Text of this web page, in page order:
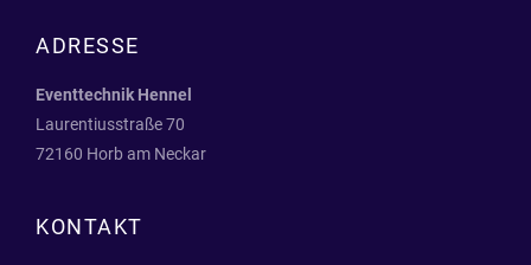
ADRESSE
Eventtechnik Hennel
Laurentiusstraße 70
72160 Horb am Neckar
KONTAKT